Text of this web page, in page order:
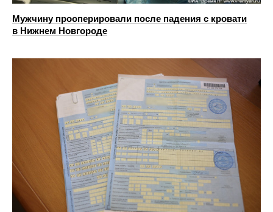
Мужчину прооперировали после падения с кровати
в Нижнем Новгороде